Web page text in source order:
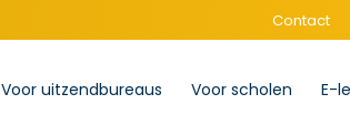
Contact
Voor uitzendbureaus Voor scholen E-